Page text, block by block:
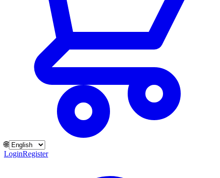
🌐
LoginRegister